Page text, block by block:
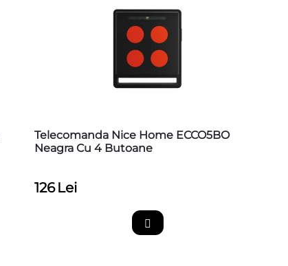
Telecomanda Nice Home ECCO5BO
Neagra Cu 4 Butoane
126 Lei